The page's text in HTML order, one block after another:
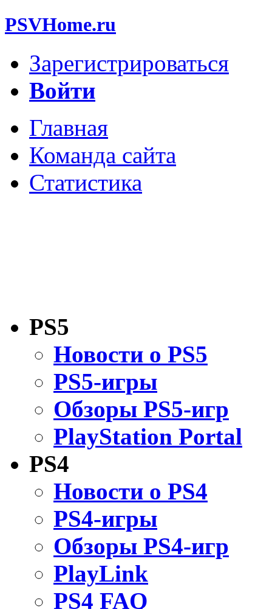
PSVHome.ru
Зарегистрироваться
Войти
Главная
Команда сайта
Статистика
PS5
Новости о PS5
PS5-игры
Обзоры PS5-игр
PlayStation Portal
PS4
Новости о PS4
PS4-игры
Обзоры PS4-игр
PlayLink
PS4 FAQ